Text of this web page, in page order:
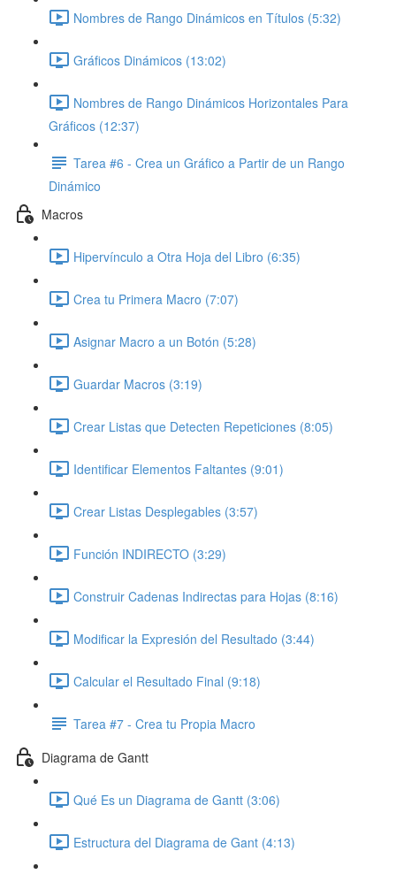
Nombres de Rango Dinámicos en Títulos (5:32)
Gráficos Dinámicos (13:02)
Nombres de Rango Dinámicos Horizontales Para
Gráficos (12:37)
Tarea #6 - Crea un Gráfico a Partir de un Rango
Dinámico
Macros
Hipervínculo a Otra Hoja del Libro (6:35)
Crea tu Primera Macro (7:07)
Asignar Macro a un Botón (5:28)
Guardar Macros (3:19)
Crear Listas que Detecten Repeticiones (8:05)
Identificar Elementos Faltantes (9:01)
Crear Listas Desplegables (3:57)
Función INDIRECTO (3:29)
Construir Cadenas Indirectas para Hojas (8:16)
Modificar la Expresión del Resultado (3:44)
Calcular el Resultado Final (9:18)
Tarea #7 - Crea tu Propia Macro
Diagrama de Gantt
Qué Es un Diagrama de Gantt (3:06)
Estructura del Diagrama de Gant (4:13)